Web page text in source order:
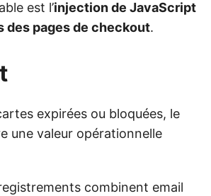
est l’injection de JavaScript
des pages de checkout.
expirées ou bloquées, le
une valeur opérationnelle
combinent email